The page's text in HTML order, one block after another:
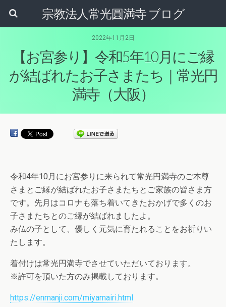
宗教法人常光圓満寺 ブログ
2022年11月2日
【お宮参り】令和5年10月にご縁
が結ばれたお子さまたち｜常光円
満寺（大阪）
令和4年10月にお宮参りに来られて常光円満寺のご本尊
さまとご縁が結ばれたお子さまたちとご家族の皆さま方
です。先月はコロナも落ち着いてきたおかげで多くのお
子さまたちとのご縁が結ばれましたよ。
み仏の子として、優しく元気に育たれることをお祈りい
たします。
着付けは常光円満寺でさせていただいております。
※許可を頂いた方のみ掲載しております。
https://enmanji.com/miyamairi.html